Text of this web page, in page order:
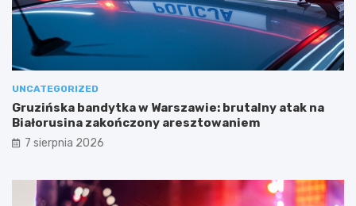
UNCATEGORIZED
Gruzińska bandytka w Warszawie: brutalny atak na
Białorusina zakończony aresztowaniem
7 sierpnia 2026